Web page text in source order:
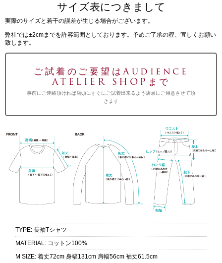
サイズ表につきまして
実際のサイズと若干の誤差が生じる場合がございます。
弊社では±2cmまでを許容範囲としております。予めご了承の程、宜しくお願い
致します。
ご試着のご要望はAudience
ATELIER SHOPまで
事前にご連絡頂ければ店頭にすぐにご試着出来るよう店頭にご用意させて頂
きます
TYPE: 長袖Tシャツ
MATERIAL: コットン100%
M SIZE: 着丈72cm 身幅131cm 肩幅56cm 袖丈61.5cm